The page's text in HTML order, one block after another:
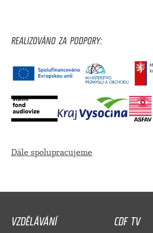
REALIZOVÁNO ZA PODPORY:
Dále spolupracujeme
VZDĚLÁVÁNÍ
CDF TV